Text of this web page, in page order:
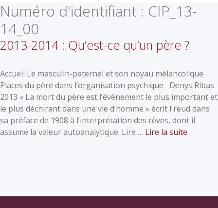
Numéro d'identifiant : CIP_13-
14_00
2013-2014 : Qu’est-ce qu’un père ?
Accueil Le masculin-paternel et son noyau mélancolique
Places du père dans l’organisation psychique Denys Ribas
2013 « La mort du père est l’évènement le plus important et
le plus déchirant dans une vie d’homme » écrit Freud dans
sa préface de 1908 à l’interprétation des rêves, dont il
assume la valeur autoanalytique. Lire … Lire la suite